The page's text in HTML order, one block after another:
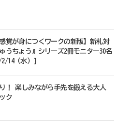
覚が身につくワークの新版】新札対
うちょう』シリーズ2冊モニター30名
2/14（水）]
！ 楽しみながら手先を鍛える大人
ク